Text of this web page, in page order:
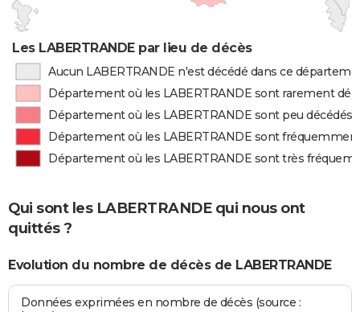
Les LABERTRANDE par lieu de décès
Aucun LABERTRANDE n'est décédé dans ce
Département où les LABERTRANDE sont rarement
Département où les LABERTRANDE sont peu décédés
Département où les LABERTRANDE sont
Département où les LABERTRANDE sont très
Qui sont les LABERTRANDE qui nous ont
quittés ?
Evolution du nombre de décès de LABERTRANDE
Données exprimées en nombre de décès (source :